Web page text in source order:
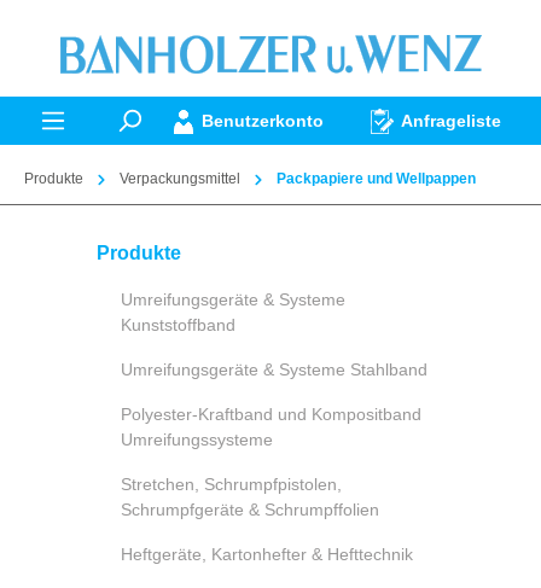
springen
Benutzerkonto Anfrageliste
Produkte Verpackungsmittel Packpapiere und Wellpappen
Produkte
Umreifungsgeräte & Systeme
Kunststoffband
Umreifungsgeräte & Systeme Stahlband
Polyester-Kraftband und Kompositband
Umreifungssysteme
Stretchen, Schrumpfpistolen,
Schrumpfgeräte & Schrumpffolien
Heftgeräte, Kartonhefter & Hefttechnik